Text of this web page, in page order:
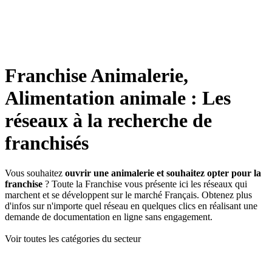
Franchise Animalerie,
Alimentation animale : Les
réseaux à la recherche de
franchisés
Vous souhaitez ouvrir une animalerie et souhaitez opter pour la
franchise ? Toute la Franchise vous présente ici les réseaux qui
marchent et se développent sur le marché Français. Obtenez plus
d'infos sur n'importe quel réseau en quelques clics en réalisant une
demande de documentation en ligne sans engagement.
Voir toutes les catégories du secteur